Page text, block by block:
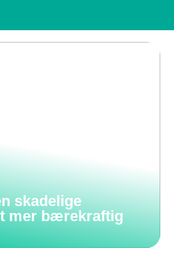
skadelige
mer bærekraftig